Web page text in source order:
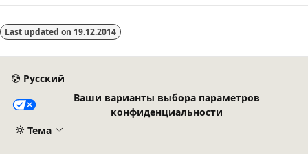
выключен
Last updated on 19.12.2014
Русский
Ваши варианты выбора параметров
конфиденциальности
Тема